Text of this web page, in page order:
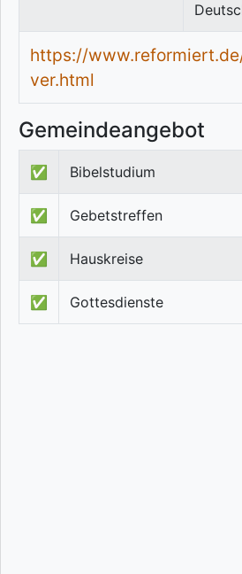
https://
ver.html
Gemeindeangebot
✅ Bibelstudium
✅ Gebetstreffen
✅ Hauskreise
✅ Gottesdienste